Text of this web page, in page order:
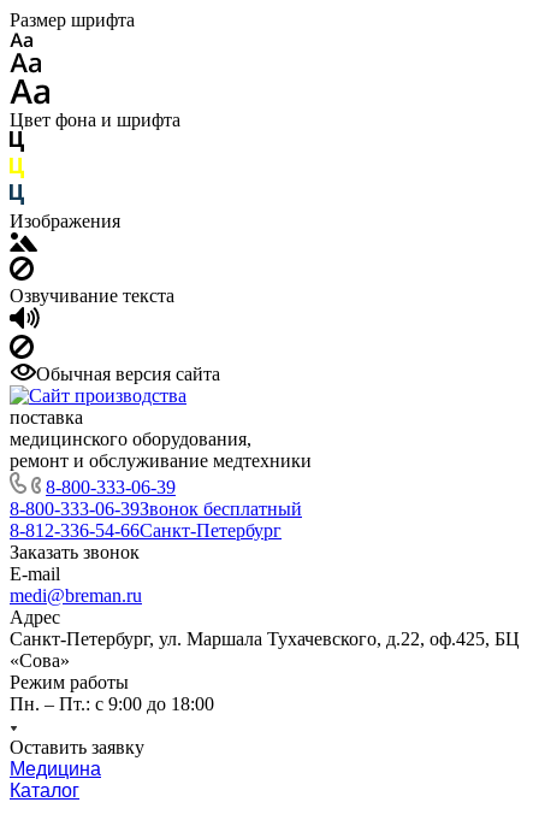
Размер шрифта
Цвет фона и шрифта
Изображения
Озвучивание текста
Обычная версия сайта
поставка
медицинского оборудования,
ремонт и обслуживание медтехники
8-800-333-06-39
8-800-333-06-39Звонок бесплатный
8-812-336-54-66Санкт-Петербург
Заказать звонок
E-mail
medi@breman.ru
Адрес
Санкт-Петербург, ул. Маршала Тухачевского, д.22, оф.425, БЦ
«Сова»
Режим работы
Пн. – Пт.: с 9:00 до 18:00
Оставить заявку
Медицина
Каталог